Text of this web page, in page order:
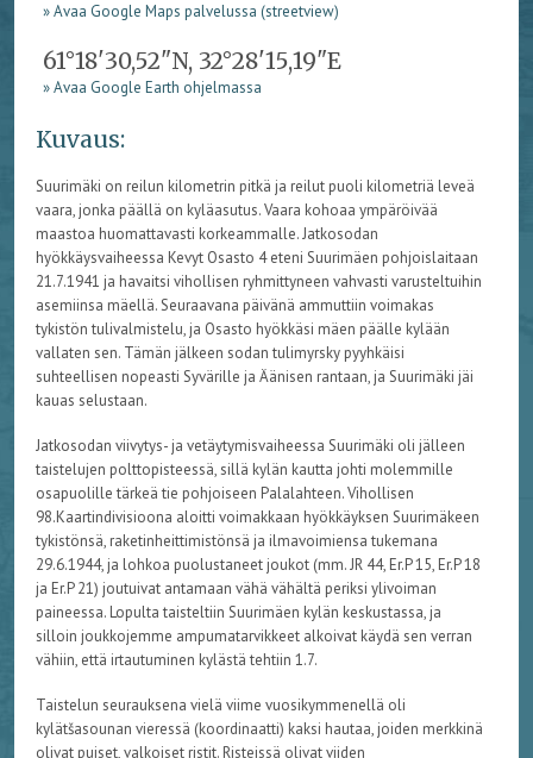
» Avaa Google Maps palvelussa (streetview)
61°18'30,52"N, 32°28'15,19"E
» Avaa Google Earth ohjelmassa
Kuvaus:
Suurimäki on reilun kilometrin pitkä ja reilut puoli kilometriä leveä
vaara, jonka päällä on kyläasutus. Vaara kohoaa ympäröivää
maastoa huomattavasti korkeammalle. Jatkosodan
hyökkäysvaiheessa Kevyt Osasto 4 eteni Suurimäen pohjoislaitaan
21.7.1941 ja havaitsi vihollisen ryhmittyneen vahvasti varusteltuihin
asemiinsa mäellä. Seuraavana päivänä ammuttiin voimakas
tykistön tulivalmistelu, ja Osasto hyökkäsi mäen päälle kylään
vallaten sen. Tämän jälkeen sodan tulimyrsky pyyhkäisi
suhteellisen nopeasti Syvärille ja Äänisen rantaan, ja Suurimäki jäi
kauas selustaan.
Jatkosodan viivytys- ja vetäytymisvaiheessa Suurimäki oli jälleen
taistelujen polttopisteessä, sillä kylän kautta johti molemmille
osapuolille tärkeä tie pohjoiseen Palalahteen. Vihollisen
98.Kaartindivisioona aloitti voimakkaan hyökkäyksen Suurimäkeen
tykistönsä, raketinheittimistönsä ja ilmavoimiensa tukemana
29.6.1944, ja lohkoa puolustaneet joukot (mm. JR 44, Er.P 15, Er.P 18
ja Er.P 21) joutuivat antamaan vähä vähältä periksi ylivoiman
paineessa. Lopulta taisteltiin Suurimäen kylän keskustassa, ja
silloin joukkojemme ampumatarvikkeet alkoivat käydä sen verran
vähiin, että irtautuminen kylästä tehtiin 1.7.
Taistelun seurauksena vielä viime vuosikymmenellä oli
kylätšasounan vieressä (koordinaatti) kaksi hautaa, joiden merkkinä
olivat puiset, valkoiset ristit. Risteissä olivat viiden